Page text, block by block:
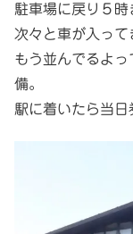
駐車場に戻り５時
次々と車が入って
もう並んでるよ
備。
駅に着いたら当日